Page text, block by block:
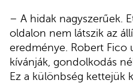
– A hidak nagyszerűek.
oldalon nem látszik az
eredménye. Robert Fico
kívánják, gondolkodás
Ez a különbség kettejük